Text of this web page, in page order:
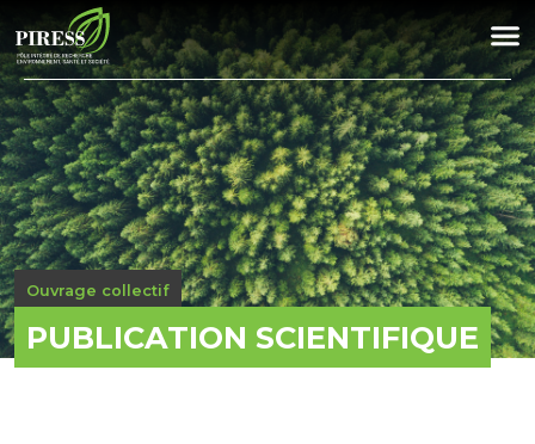
Ouvrage collectif
PUBLICATION SCIENTIFIQUE